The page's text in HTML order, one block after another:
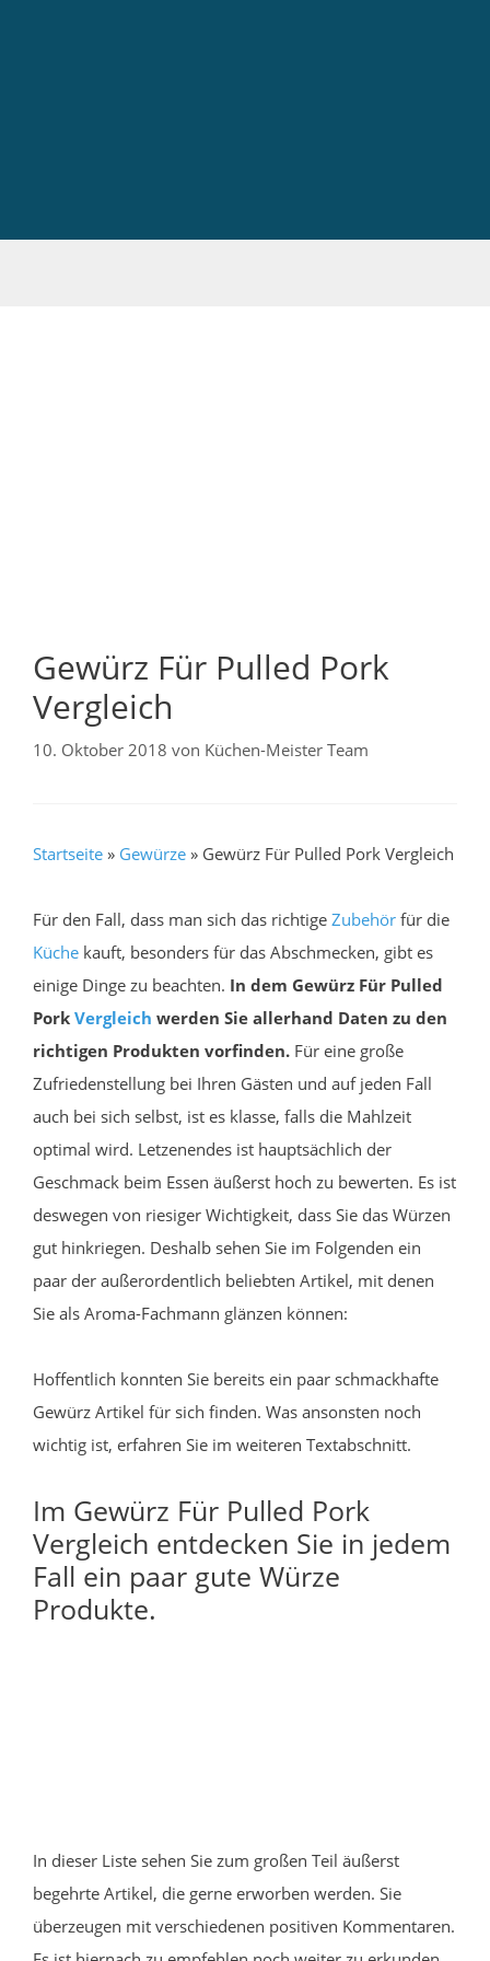
Gewürz Für Pulled Pork
Vergleich
10. Oktober 2018 von Küchen-Meister Team
Startseite » Gewürze » Gewürz Für Pulled Pork Vergleich
Für den Fall, dass man sich das richtige Zubehör für die
Küche kauft, besonders für das Abschmecken, gibt es
einige Dinge zu beachten. In dem Gewürz Für Pulled
Pork Vergleich werden Sie allerhand Daten zu den
richtigen Produkten vorfinden. Für eine große
Zufriedenstellung bei Ihren Gästen und auf jeden Fall
auch bei sich selbst, ist es klasse, falls die Mahlzeit
optimal wird. Letzenendes ist hauptsächlich der
Geschmack beim Essen äußerst hoch zu bewerten. Es ist
deswegen von riesiger Wichtigkeit, dass Sie das Würzen
gut hinkriegen. Deshalb sehen Sie im Folgenden ein
paar der außerordentlich beliebten Artikel, mit denen
Sie als Aroma-Fachmann glänzen können:
Hoffentlich konnten Sie bereits ein paar schmackhafte
Gewürz Artikel für sich finden. Was ansonsten noch
wichtig ist, erfahren Sie im weiteren Textabschnitt.
Im Gewürz Für Pulled Pork
Vergleich entdecken Sie in jedem
Fall ein paar gute Würze
Produkte.
In dieser Liste sehen Sie zum großen Teil äußerst
begehrte Artikel, die gerne erworben werden. Sie
überzeugen mit verschiedenen positiven Kommentaren.